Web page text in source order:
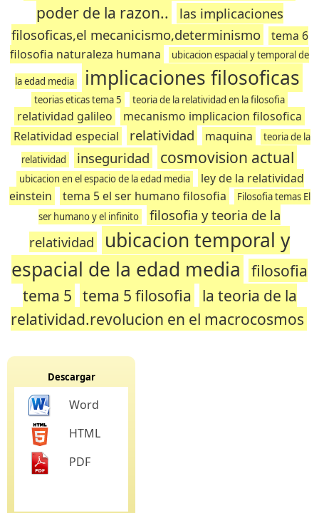
poder de la razon..
las implicaciones
filosoficas,el mecanicismo,determinismo
tema 6
filosofia naturaleza humana
ubicacion espacial y temporal de
la edad media implicaciones filosoficas
teorias eticas tema 5 teoria de la relatividad en la filosofia
relatividad galileo
mecanismo implicacion filosofica
Relatividad especial
relatividad maquina
teoria de la
relatividad
inseguridad cosmovision actual
ubicacion en el espacio de la edad media
ley de la relatividad
einstein
tema 5 el ser humano filosofia
Filosofia temas El
ser humano y el infinito
filosofia y teoria de la
relatividad
ubicacion temporal y
espacial de la edad media filosofia
tema 5 tema 5 filosofia la teoria de la
relatividad.revolucion en el macrocosmos
Descargar
Word
HTML
PDF